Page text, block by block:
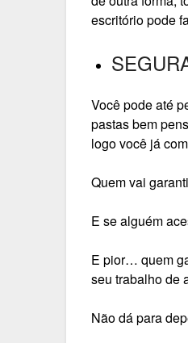
escritório pode
Você pode até
pastas bem
logo você já
Quem vai
E se alguém
E pior… quem
seu trabalho de
Não dá para